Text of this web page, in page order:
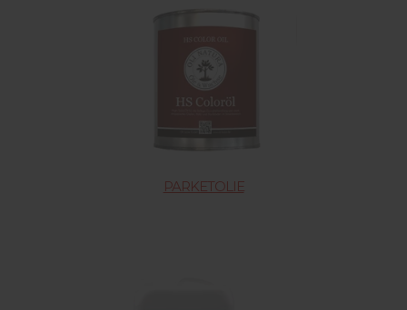
PARKETOLIE